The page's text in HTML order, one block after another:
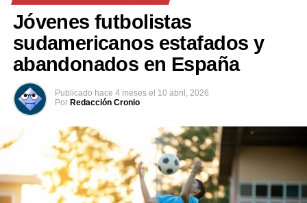
Jóvenes futbolistas
sudamericanos estafados y
abandonados en España
Publicado hace 4 meses el 10 abril, 2026
Por Redacción Cronio